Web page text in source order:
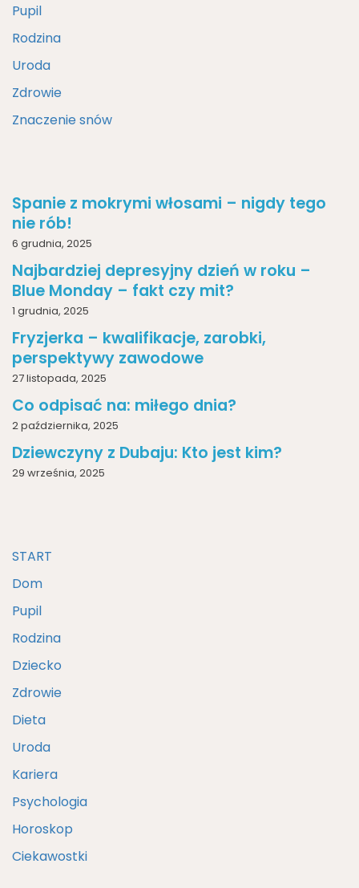
Pupil
Rodzina
Uroda
Zdrowie
Znaczenie snów
Spanie z mokrymi włosami – nigdy tego
nie rób!
6 grudnia, 2025
Najbardziej depresyjny dzień w roku –
Blue Monday – fakt czy mit?
1 grudnia, 2025
Fryzjerka – kwalifikacje, zarobki,
perspektywy zawodowe
27 listopada, 2025
Co odpisać na: miłego dnia?
2 października, 2025
Dziewczyny z Dubaju: Kto jest kim?
29 września, 2025
START
Dom
Pupil
Rodzina
Dziecko
Zdrowie
Dieta
Uroda
Kariera
Psychologia
Horoskop
Ciekawostki